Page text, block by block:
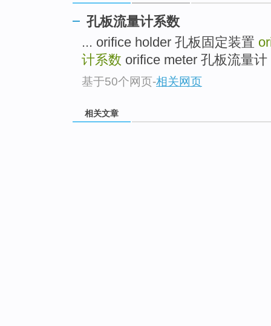
孔板流量计系数
... orifice holder 孔板固定装置
计系数 orifice meter 孔板流量
基于50个网页-相关网页
相关文章